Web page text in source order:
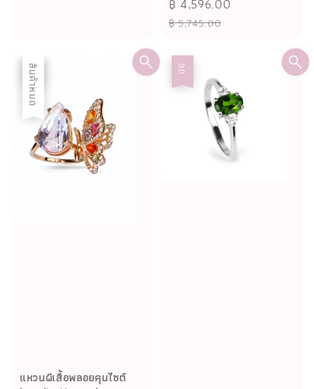
price
฿ 5,745.00
ลด
สินค้าหมด
แหวนผีเสื้อพลอยคุนไซต์
ลด